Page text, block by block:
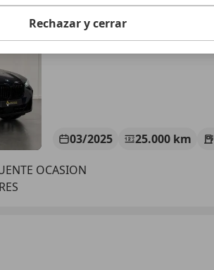
€ 72.990
03/2025 25.000 km
OCASION
Rechazar y cerrar